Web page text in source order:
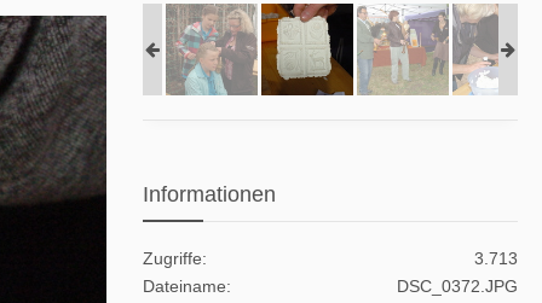
Informationen
Zugriffe
3.713
Dateiname
DSC_0372.JPG